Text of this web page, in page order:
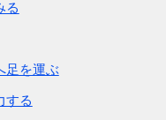
る
足を運ぶ
する